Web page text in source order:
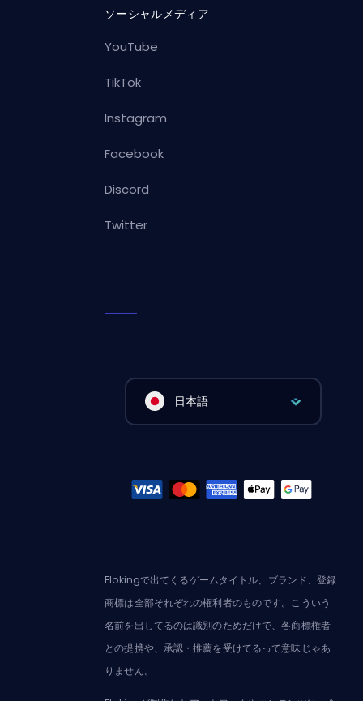
ソーシャルメディア
YouTube
TikTok
Instagram
Facebook
Discord
Twitter
日本語
Elokingで出てくるゲームタイトル、ブランド、登録
商標は全部それぞれの権利者のものです。こういう
名前を出してるのは識別のためだけで、各商標権者
との提携や、承認・推薦を受けてるって意味じゃあ
りません。